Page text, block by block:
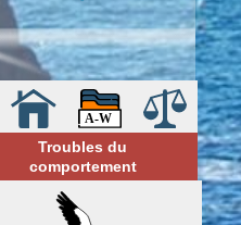
Troubles du
comportement